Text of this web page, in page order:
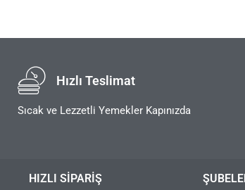
Hızlı Teslimat
Sıcak ve Lezzetli Yemekler Kapınızda
HIZLI SIPARIŞ